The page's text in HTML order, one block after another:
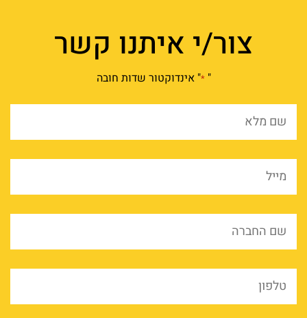
צור/י איתנו קשר
"
*" אינדוקטור שדות חובה
שם
מייל
שם
טלפון